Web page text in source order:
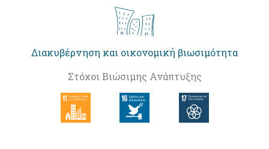
Διακυβέρνηση και οικονομική βιωσιμότητα
Στόχοι Βιώσιμης Ανάπτυξης